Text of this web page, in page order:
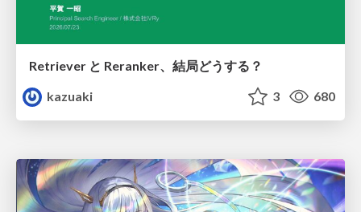
Retriever と Reranker、結局どうする？
kazuaki
3 680